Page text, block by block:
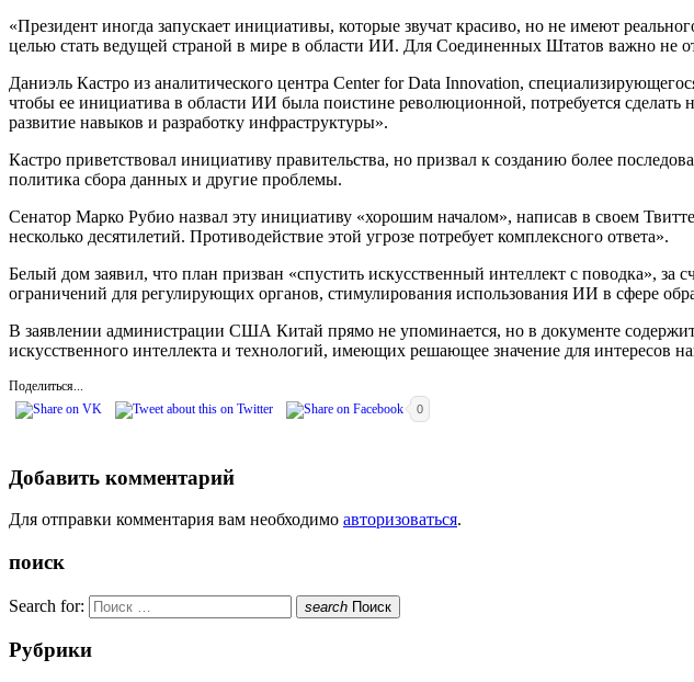
«Президент иногда запускает инициативы, которые звучат красиво, но не имеют
целью стать ведущей страной в мире в области ИИ. Для Соединенных Штатов важно не
Даниэль Кастро из аналитического центра Center for Data Innovation,
чтобы ее инициатива в области ИИ была поистине революционной, потребуется сделать
развитие навыков и разработку инфраструктуры».
Кастро приветствовал инициативу правительства, но призвал к созданию более
политика сбора данных и другие проблемы.
Сенатор Марко Рубио назвал эту инициативу «хорошим началом», написав в своем
несколько десятилетий. Противодействие этой угрозе потребует комплексного ответа».
Белый дом заявил, что план призван «спустить искусственный интеллект с поводка», за
ограничений для регулирующих органов, стимулирования использования ИИ в сфере
В заявлении администрации США Китай прямо не упоминается, но в документе
искусственного интеллекта и технологий, имеющих решающее значение для интересов
Поделиться...
0
Добавить комментарий
Для отправки комментария вам необходимо авторизоваться.
поиск
Search for: search Поиск
Рубрики